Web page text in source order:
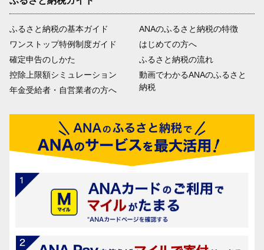
ふるさと納税の基本ガイド
ワンストップ特例制度ガイド
確定申告のしかた
控除上限額シミュレーション
年金受給者・自営業者の方へ
ANAのふるさと納税の特徴
はじめての方へ
ふるさと納税の流れ
動画でわかるANAのふるさと
納税